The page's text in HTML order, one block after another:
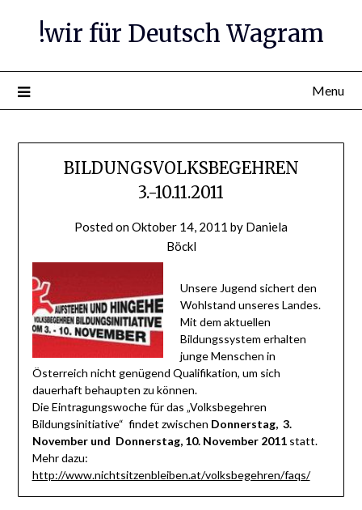
!wir für Deutsch Wagram
Menu
BILDUNGSVOLKSBEGEHREN
3.-10.11.2011
Posted onOktober 14, 2011 by Daniela
Böckl
Unsere Jugend sichert den
Wohlstand unseres Landes.
Mit dem aktuellen
Bildungssystem erhalten
junge Menschen in
Österreich nicht genügend Qualifikation, um sich
dauerhaft behaupten zu können.
Die Eintragungswoche für das „Volksbegehren
Bildungsinitiative“ findet zwischen Donnerstag, 3.
November und Donnerstag, 10. November 2011statt.
Mehr dazu:
http://www.nichtsitzenbleiben.at/volksbegehren/faqs/